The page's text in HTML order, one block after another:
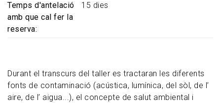
Durant el transcurs del taller es tractaran les diferents
fonts de contaminació (acústica, lumínica, del sòl, de l’
aire, de l’ aigua...), el concepte de salut ambiental i
Temps d'antelació
amb que cal fer la
reserva
15 dies